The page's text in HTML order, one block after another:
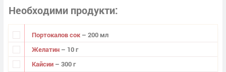
Необходими продукти
Портокалов сок – 200 мл
Желатин – 10 г
Кайсии – 300 г